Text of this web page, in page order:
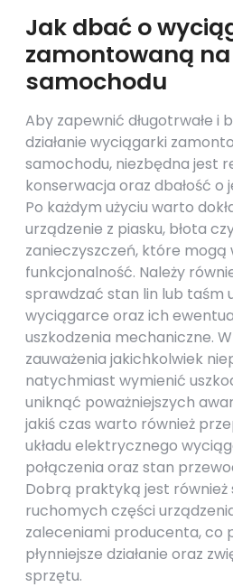
Jak dbać o
zamontowaną
samochodu
Aby zapewnić długotrwałe i
działanie wyciągarki
samochodu, niezbędna jest
konserwacja oraz dbałość o
Po każdym użyciu warto
urządzenie z piasku, błota
zanieczyszczeń, które mogą
funkcjonalność. Należy
sprawdzać stan lin lub taśm
wyciągarce oraz ich
uszkodzenia mechaniczne.
zauważenia jakichkolwiek
natychmiast wymienić
uniknąć poważniejszych
jakiś czas warto również
układu elektrycznego
połączenia oraz stan
Dobrą praktyką jest również
ruchomych części
zaleceniami producenta, co
płynniejsze działanie oraz
sprzętu.